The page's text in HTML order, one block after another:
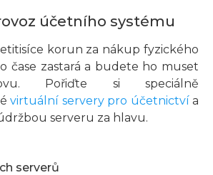
účetního systému
korun za nákup fyzického
čase zastará a budete ho muset
Pořiďte si speciálně
virtuální servery pro účetnictvía
serveru za hlavu.
serverů